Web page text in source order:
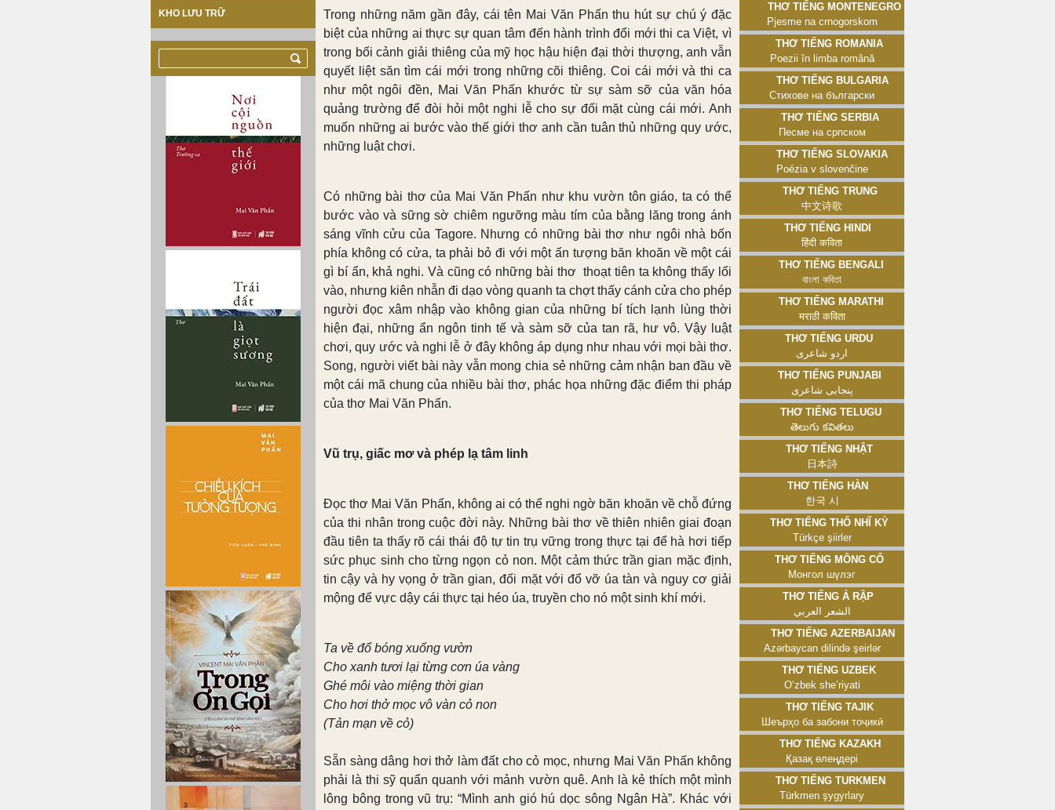
KHO LƯU TRỮ
Trong những năm gần đây, cái tên Mai Văn Phấn thu hút sự chú ý đặc
biệt của những ai thực sự quan tâm đến hành trình đổi mới thi ca Việt, vì
trong bối cảnh giải thiêng của mỹ học hậu hiện đại thời thượng, anh vẫn
quyết liệt săn tìm cái mới trong những cõi thiêng. Coi cái mới và thi ca
như một ngôi đền, Mai Văn Phấn khước từ sự sàm sỡ của văn hóa
quảng trường để đòi hỏi một nghi lễ cho sự đối mặt cùng cái mới. Anh
muốn những ai bước vào thế giới thơ anh cần tuân thủ những quy ước,
những luật chơi.
Có những bài thơ của Mai Văn Phấn như khu vườn tôn giáo, ta có thể
bước vào và sững sờ chiêm ngưỡng màu tím của bằng lăng trong ánh
sáng vĩnh cửu của Tagore. Nhưng có những bài thơ như ngôi nhà bốn
phía không có cửa, ta phải bỏ đi với một ấn tượng băn khoăn về một cái
gì bí ẩn, khả nghi. Và cũng có những bài thơ thoạt tiên ta không thấy lối
vào, nhưng kiên nhẫn đi dạo vòng quanh ta chợt thấy cánh cửa cho phép
người đọc xâm nhập vào không gian của những bí tích lạnh lùng thời
hiện đại, những ẩn ngôn tinh tế và sàm sỡ của tan rã, hư vô. Vậy luật
chơi, quy ước và nghi lễ ở đây không áp dụng như nhau với mọi bài thơ.
Song, người viết bài này vẫn mong chia sẻ những cảm nhận ban đầu về
một cái mã chung của nhiều bài thơ, phác họa những đặc điểm thi pháp
của thơ Mai Văn Phấn.
Vũ trụ, giấc mơ và phép lạ tâm linh
Đọc thơ Mai Văn Phấn, không ai có thể nghi ngờ băn khoăn về chỗ đứng
của thi nhân trong cuộc đời này. Những bài thơ về thiên nhiên giai đoạn
đầu tiên ta thấy rõ cái thái độ tự tin trụ vững trong thực tại để hà hơi tiếp
sức phục sinh cho từng ngọn cỏ non. Một cảm thức trần gian mặc định,
tin cậy và hy vọng ở trần gian, đối mặt với đổ vỡ úa tàn và nguy cơ giải
mộng để vực dậy cái thực tại héo úa, truyền cho nó một sinh khí mới.
Ta về đổ bóng xuống vườn
Cho xanh tươi lại từng cơn úa vàng
Ghé môi vào miệng thời gian
Cho hơi thở mọc vô vàn cỏ non
(Tản mạn về cỏ)
Sẵn sàng dâng hơi thở làm đất cho cỏ mọc, nhưng Mai Văn Phấn không
phải là thi sỹ quẩn quanh với mảnh vườn quê. Anh là kẻ thích một mình
lông bông trong vũ trụ: “Mình anh gió hú dọc sông Ngân Hà”. Khác với
Thơ tiếng Montenegro
Pjesme na crnogorskom
Thơ tiếng Romania
Poezii în limba română
Thơ tiếng Bulgaria
Стихове на български
Thơ tiếng Serbia
Песме на српском
Thơ tiếng Slovakia
Poézia v slovenčine
Thơ tiếng Trung
中文诗歌
Thơ tiếng Hindi
हिंदी कविता
Thơ tiếng Bengali
বাংলা কবিতা
Thơ tiếng Marathi
मराठी कविता
Thơ tiếng Urdu
اردو شاعری
Thơ tiếng Punjabi
پنجابی شاعری
Thơ tiếng Telugu
తెలుగు కవితలు
Thơ tiếng Nhật
日本詩
Thơ tiếng Hàn
한국 시
Thơ tiếng Thổ Nhĩ Kỳ
Türkçe şiirler
Thơ tiếng Mông Cổ
Монгол шүлэг
Thơ tiếng Ả Rập
الشعر العربي
Thơ tiếng Azerbaijan
Azərbaycan dilində şeirlər
Thơ tiếng Uzbek
Oʻzbek sheʼriyati
Thơ tiếng Tajik
Шеърҳо ба забони тоҷикӣ
Thơ tiếng Kazakh
Қазақ өлеңдері
Thơ tiếng Turkmen
Türkmen şygyrlary